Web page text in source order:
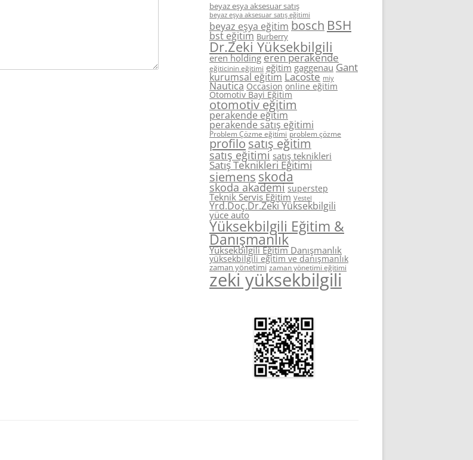
beyaz eşya aksesuar satış
beyaz eşya aksesuar satış eğitimi
beyaz eşya eğitim bosch BSH
bst eğitim Burberry
Dr.Zeki Yüksekbilgili
eren holding eren perakende
eğiticinin eğitimi eğitim gaggenau Gant
kurumsal eğitim Lacoste miy
Nautica Occasion online eğitim
Otomotiv Bayi Eğitim
otomotiv eğitim
perakende eğitim
perakende satış eğitimi
Problem Çözme eğitimi problem çözme
profilo satış eğitim
satış eğitimi satış teknikleri
Satış Teknikleri Eğitimi
siemens skoda
skoda akademi superstep
Teknik Servis Eğitim Vestel
Yrd.Doç.Dr.Zeki Yüksekbilgili
yüce auto
Yüksekbilgili Eğitim &
Danışmanlık
Yüksekbilgili Eğitim Danışmanlık
yüksekbilgili eğitim ve danışmanlık
zaman yönetimi zaman yönetimi eğitimi
zeki yüksekbilgili